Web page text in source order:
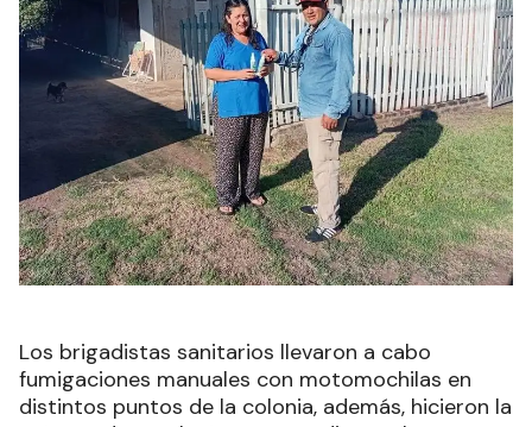
Los brigadistas sanitarios llevaron a cabo
fumigaciones manuales con motomochilas en
distintos puntos de la colonia, además, hicieron la